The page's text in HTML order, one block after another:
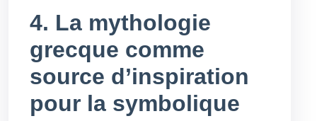
4. La mythologie
grecque comme
source d’inspiration
pour la symbolique